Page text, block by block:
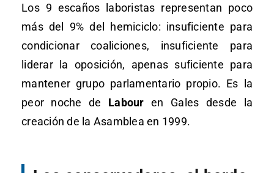
Los 9 escaños laboristas representan poco
más del 9% del hemiciclo: insuficiente para
condicionar coaliciones, insuficiente para
liderar la oposición, apenas suficiente para
mantener grupo parlamentario propio. Es la
peor noche de Labour en Gales desde la
creación de la Asamblea en 1999.